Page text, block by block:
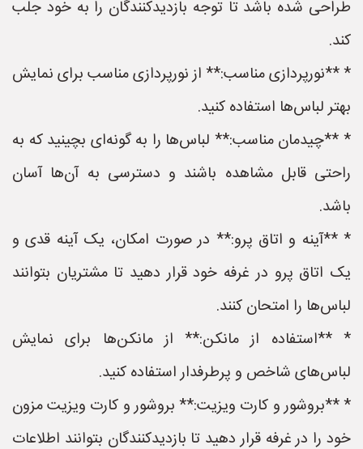
طراحی شده باشد تا توجه بازدیدکنندگان را به خود جلب
کند.
* **نورپردازی مناسب:** از نورپردازی مناسب برای نمایش
بهتر لباس‌ها استفاده کنید.
* **چیدمان مناسب:** لباس‌ها را به گونه‌ای بچینید که به
راحتی قابل مشاهده باشند و دسترسی به آن‌ها آسان
باشد.
* **آینه و اتاق پرو:** در صورت امکان، یک آینه قدی و
یک اتاق پرو در غرفه خود قرار دهید تا مشتریان بتوانند
لباس‌ها را امتحان کنند.
* **استفاده از مانکن:** از مانکن‌ها برای نمایش
لباس‌های شاخص و پرطرفدار استفاده کنید.
* **بروشور و کارت ویزیت:** بروشور و کارت ویزیت مزون
خود را در غرفه قرار دهید تا بازدیدکنندگان بتوانند اطلاعات